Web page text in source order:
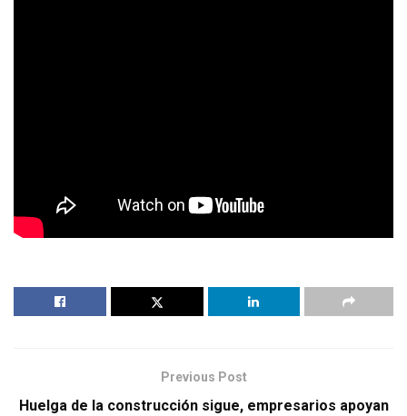
Previous Post
Huelga de la construcción sigue, empresarios apoyan